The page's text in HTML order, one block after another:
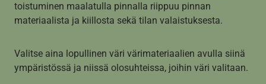
toistuminen maalatulla pinnalla riippuu pinnan
materiaalista ja kiillosta sekä tilan valaistuksesta.
Valitse aina lopullinen väri värimateriaalien avulla siinä
ympäristössä ja niissä olosuhteissa, joihin väri valitaan.